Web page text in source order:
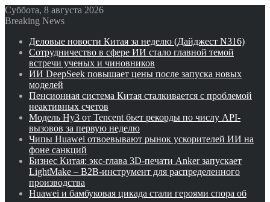
Суббота, 8 августа 2026
Breaking News
Деловые новости Китая за неделю (Дайджест N316)
Сотрудничество в сфере ИИ стало главной темой
встречи ученых и чиновников
ИИ DeepSeek повышает цены после запуска новых
моделей
Пенсионная система Китая сталкивается с проблемой
неактивных счетов
Модель Hy3 от Tencent бьет рекорды по числу API-
вызовов за первую неделю
Чипы Huawei отвоевывают рынок ускорителей ИИ на
фоне санкций
Бизнес Китая: экс-глава 3D-печати Anker запускает
LightMake – B2B-инструмент для распределенного
производства
Huawei и бамбуковая цикада стали героями спора об